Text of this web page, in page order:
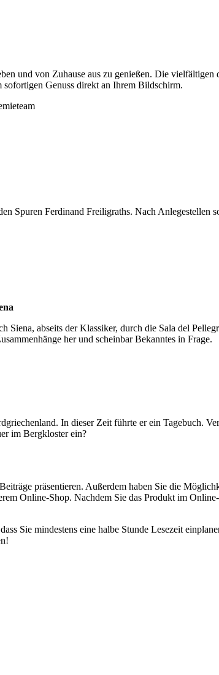
und von Zuhause aus zu genießen. Die
Genuss direkt an Ihrem Bildschirm.
Spuren Ferdinand Freiligraths. Nach Anlegestellen
abseits der Klassiker, durch die Sala del
her und scheinbar Bekanntes in Frage.
In dieser Zeit führte er ein Tagebuch.
im Bergkloster ein?
präsentieren. Außerdem haben Sie die
Online-Shop. Nachdem Sie das Produkt im
Sie mindestens eine halbe Stunde Lesezeit